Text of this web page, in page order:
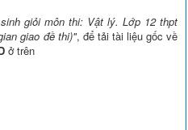
giỏi môn thi: Vật lý. Lớp 12 thpt
giao đề thi)", để tải tài liệu gốc về
ở trên